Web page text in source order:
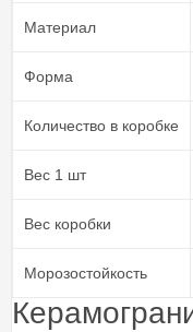
Материал
Форма
Количество в коробке
Вес 1 шт
Вес коробки
Морозостойкость